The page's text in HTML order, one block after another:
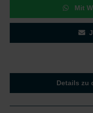
Mit
Details zu